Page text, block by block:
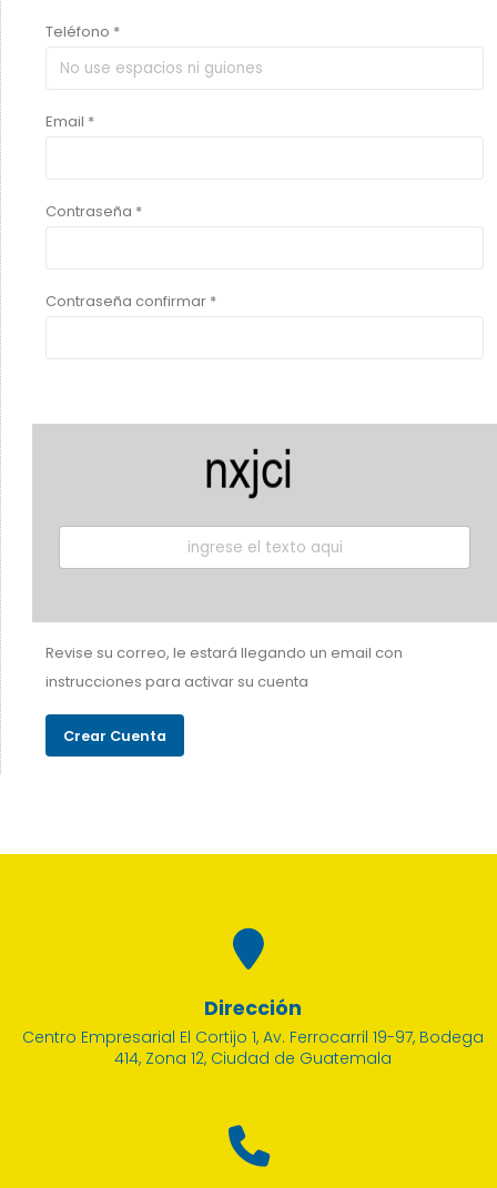
Teléfono *
Email *
Contraseña *
Contraseña confirmar *
Revise su correo, le estará llegando un email con
instrucciones para activar su cuenta
Dirección
Centro Empresarial El Cortijo 1, Av. Ferrocarril 19-97, Bodega
414, Zona 12, Ciudad de Guatemala